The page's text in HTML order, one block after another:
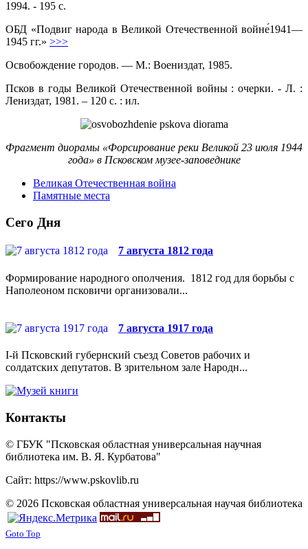
1994. - 195 с.
ОБД «Подвиг народа в Великой Отечественной войне́1941—
1945 гг.» >>>
Освобождение городов. — М.: Воениздат, 1985.
Псков в годы Великой Отечественной войны : очерки. - Л. :
Лениздат, 1981. – 120 с. : ил.
Фрагмент диорамы «Форсирование реки Великой 23 июля 1944
года» в Псковском музее-заповеднике
Великая Отечественная война
Памятные места
Сего Дня
7 августа 1812 года
Формирование народного ополчения. 1812 год для борьбы с
Наполеоном псковичи организовали...
7 августа 1917 года
I-й Псковский губернский съезд Советов рабочих и
солдатских депутатов. В зрительном зале Народн...
Контакты
© ГБУК "Псковская областная универсальная научная
библиотека им. В. Я. Курбатова"
Сайт: https://www.pskovlib.ru
© 2026 Псковская областная универсальная научая библиотека
Goto Top